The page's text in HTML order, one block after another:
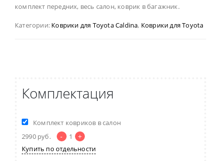
комплект передних, весь салон, коврик в багажник.
Категории: Коврики для Toyota Caldina, Коврики для Toyota
Комплектация
Комплект ковриков в салон
2990 руб. - 1 +
Купить по отдельности